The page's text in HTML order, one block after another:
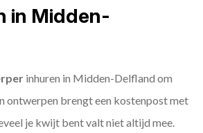
in Midden-
inhuren in Midden-Delfland om
ontwerpen brengt een kostenpost met
je kwijt bent valt niet altijd mee.